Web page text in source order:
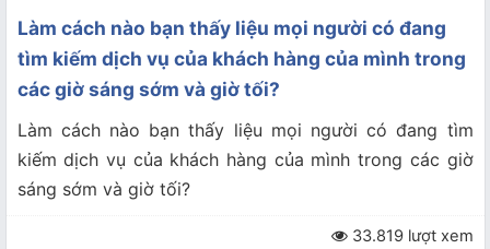
Làm cách nào bạn thấy liệu mọi người có đang
tìm kiếm dịch vụ của khách hàng của mình trong
các giờ sáng sớm và giờ tối?
Làm cách nào bạn thấy liệu mọi người có đang tìm
kiếm dịch vụ của khách hàng của mình trong các giờ
sáng sớm và giờ tối?
33.819 lượt xem